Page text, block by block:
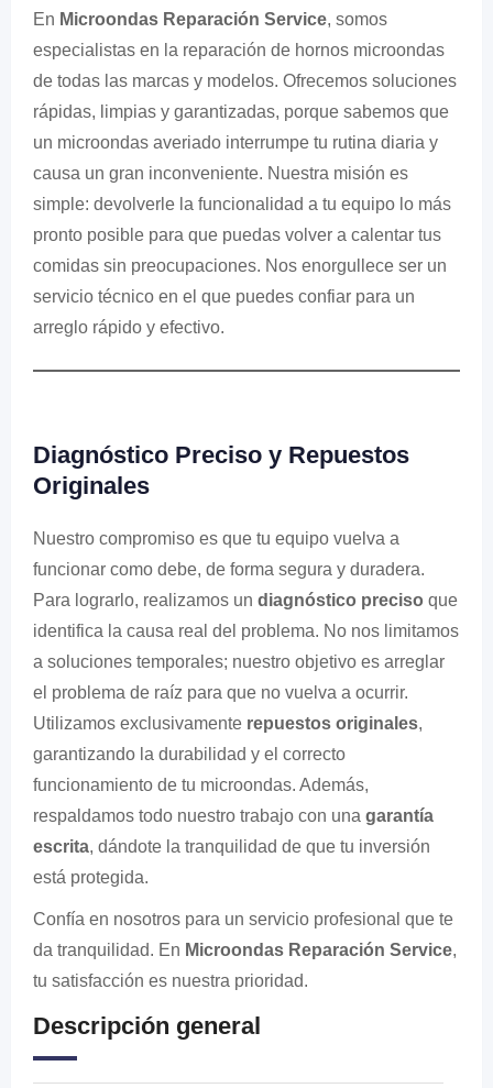
En Microondas Reparación Service, somos
especialistas en la reparación de hornos microondas
de todas las marcas y modelos. Ofrecemos soluciones
rápidas, limpias y garantizadas, porque sabemos que
un microondas averiado interrumpe tu rutina diaria y
causa un gran inconveniente. Nuestra misión es
simple: devolverle la funcionalidad a tu equipo lo más
pronto posible para que puedas volver a calentar tus
comidas sin preocupaciones. Nos enorgullece ser un
servicio técnico en el que puedes confiar para un
arreglo rápido y efectivo.
Diagnóstico Preciso y Repuestos
Originales
Nuestro compromiso es que tu equipo vuelva a
funcionar como debe, de forma segura y duradera.
Para lograrlo, realizamos un diagnóstico preciso que
identifica la causa real del problema. No nos limitamos
a soluciones temporales; nuestro objetivo es arreglar
el problema de raíz para que no vuelva a ocurrir.
Utilizamos exclusivamente repuestos originales,
garantizando la durabilidad y el correcto
funcionamiento de tu microondas. Además,
respaldamos todo nuestro trabajo con una garantía
escrita, dándote la tranquilidad de que tu inversión
está protegida.
Confía en nosotros para un servicio profesional que te
da tranquilidad. En Microondas Reparación Service,
tu satisfacción es nuestra prioridad.
Descripción general